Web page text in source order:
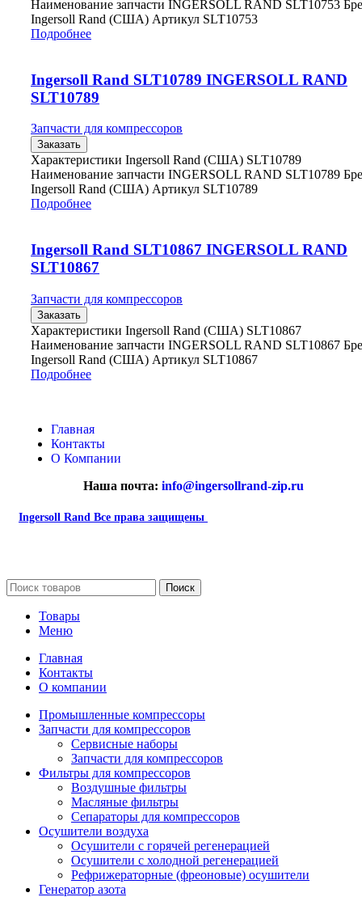
Наименование запчасти INGERSOLL RAND SLT10753
Ingersoll Rand (США) Артикул SLT10753
Подробнее
Ingersoll Rand SLT10789 INGERSOLL RAND
SLT10789
Запчасти для компрессоров
Заказать
Характеристики Ingersoll Rand (США) SLT10789
Наименование запчасти INGERSOLL RAND SLT10789
Ingersoll Rand (США) Артикул SLT10789
Подробнее
Ingersoll Rand SLT10867 INGERSOLL RAND
SLT10867
Запчасти для компрессоров
Заказать
Характеристики Ingersoll Rand (США) SLT10867
Наименование запчасти INGERSOLL RAND SLT10867
Ingersoll Rand (США) Артикул SLT10867
Подробнее
Главная
Контакты
О Компании
Наша почта: info@ingersollrand-zip.ru
Ingersoll Rand Все права защищены
Поиск
Товары
Меню
Главная
Контакты
О компании
Промышленные компрессоры
Запчасти для компрессоров
Сервисные наборы
Запчасти для компрессоров
Фильтры для компрессоров
Воздушные фильтры
Масляные фильтры
Сепараторы для компрессоров
Осушители воздуха
Осушители с горячей регенерацией
Осушители с холодной регенерацией
Рефрижераторные (фреоновые) осушители
Генератор азота